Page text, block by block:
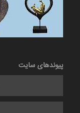
پیوندهای سایت